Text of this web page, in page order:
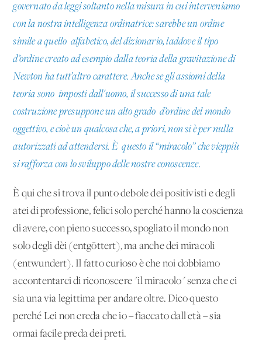
governato da leggi soltanto nella misura in cui interveniamo
con la nostra intelligenza ordinatrice: sarebbe un ordine
simile a quello alfabetico, del dizionario, laddove il tipo
d’ordine creato ad esempio dalla teoria della gravitazione di
Newton ha tutt’altro carattere. Anche se gli assiomi della
teoria sono imposti dall'uomo, il successo di una tale
costruzione presuppone un alto grado d’ordine del mondo
oggettivo, e cioè un qualcosa che, a priori, non si è per nulla
autorizzati ad attendersi. È questo il “miracolo” che vieppiù
si rafforza con lo sviluppo delle nostre conoscenze.
È qui che si trova il punto debole dei positivisti e degli
atei di professione, felici solo perché hanno la coscienza
di avere, con pieno successo, spogliato il mondo non
solo degli dèi (entgöttert), ma anche dei miracoli
(entwundert). Il fatto curioso è che noi dobbiamo
accontentarci di riconoscere "il miracolo" senza che ci
sia una via legittima per andare oltre. Dico questo
perché Lei non creda che io – fiaccato dall'età – sia
ormai facile preda dei preti.